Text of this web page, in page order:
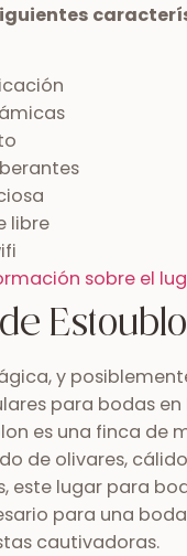
libre
sobre el
y
para bodas en
es una finca de
de olivares,
este lugar para
para una
cautivadoras.